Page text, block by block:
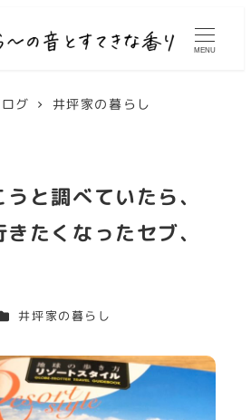
MENU
グ 井坪家の暮らし
と調べていたら、
たくなったセブ、
テゴリー
井坪家の暮らし